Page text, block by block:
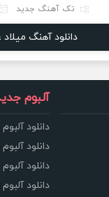
تک آهنگ جدید
دانلود آهنگ
آلبوم
دانلود
دانلود آلبوم
دانلود
دانلود